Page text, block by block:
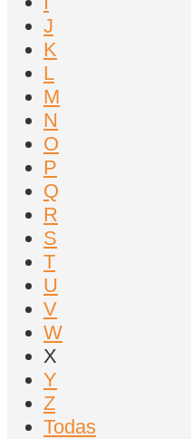
J
K
L
M
N
O
P
Q
R
S
T
U
V
W
X
Y
Z
Todas